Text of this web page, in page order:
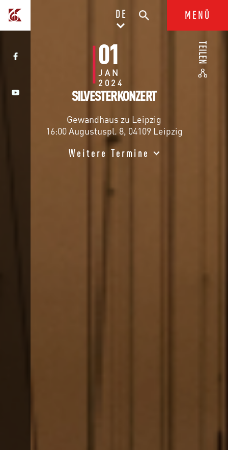
DE MENÜ
01
JAN
2024
SILVESTERKONZERT
Gewandhaus zu Leipzig
16:00 Augustuspl. 8, 04109 Leipzig
Weitere Termine
TEILEN